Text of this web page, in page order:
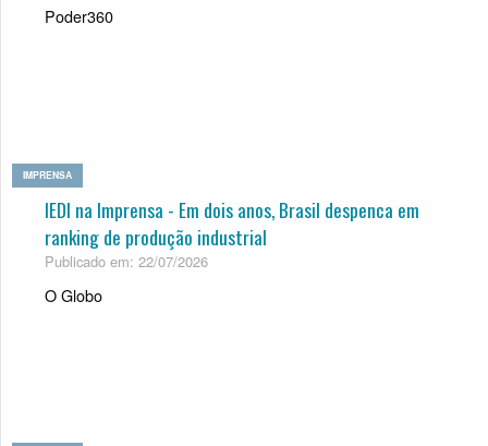
Poder360
IMPRENSA
IEDI na Imprensa - Em dois anos, Bra­sil des­penca em
ran­king de pro­du­ção indus­trial
Publicado em: 22/07/2026
O Globo